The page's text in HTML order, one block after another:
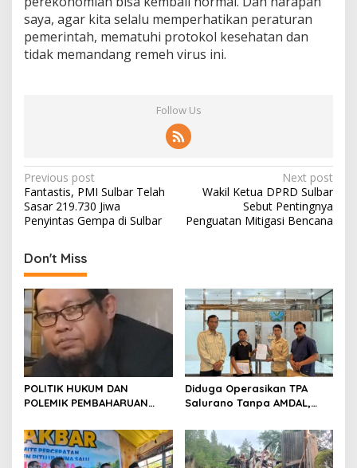
saya, agar kita selalu memperhatikan peraturan
pemerintah, mematuhi protokol kesehatan dan
tidak memandang remeh virus ini.
Follow Us
P
o
s
t
n
a
v
i
g
a
t
i
o
Previous post
Fantastis, PMI Sulbar Telah
Sasar 219.730 Jiwa
Penyintas Gempa di Sulbar
Next post
Wakil Ketua DPRD Sulbar
Sebut Pentingnya
Penguatan Mitigasi Bencana
Don't Miss
POLITIK HUKUM DAN
POLEMIK PEMBAHARUAN
INDONESIA
Diduga Operasikan TPA
Salurano Tanpa AMDAL,
Dilaporkan ke Dua
Kementerian